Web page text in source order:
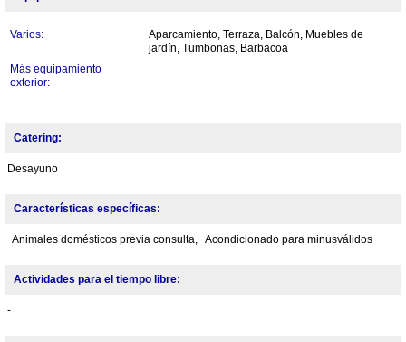
Varios:
Aparcamiento, Terraza, Balcón, Muebles de
jardín, Tumbonas, Barbacoa
Más equipamiento
exterior:
Catering:
Desayuno
Características específicas:
Animales domésticos previa consulta, Acondicionado para minusválidos
Actividades para el tiempo libre:
-